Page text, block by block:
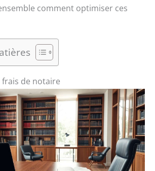
comment optimiser ces
de notaire